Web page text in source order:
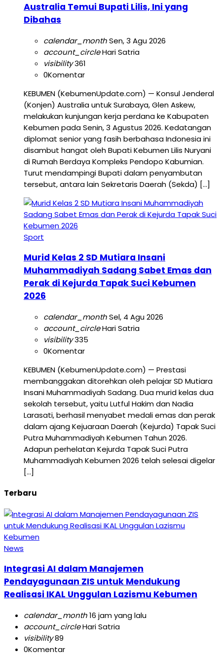
Australia Temui Bupati Lilis, Ini yang
Dibahas
calendar_monthSen, 3 Agu 2026
account_circleHari Satria
visibility361
0Komentar
KEBUMEN (KebumenUpdate.com) — Konsul Jenderal
(Konjen) Australia untuk Surabaya, Glen Askew,
melakukan kunjungan kerja perdana ke Kabupaten
Kebumen pada Senin, 3 Agustus 2026. Kedatangan
diplomat senior yang fasih berbahasa Indonesia ini
disambut hangat oleh Bupati Kebumen Lilis Nuryani
di Rumah Berdaya Kompleks Pendopo Kabumian.
Turut mendampingi Bupati dalam penyambutan
tersebut, antara lain Sekretaris Daerah (Sekda) […]
Sport
Murid Kelas 2 SD Mutiara Insani
Muhammadiyah Sadang Sabet Emas dan
Perak di Kejurda Tapak Suci Kebumen
2026
calendar_monthSel, 4 Agu 2026
account_circleHari Satria
visibility335
0Komentar
KEBUMEN (KebumenUpdate.com) — Prestasi
membanggakan ditorehkan oleh pelajar SD Mutiara
Insani Muhammadiyah Sadang. Dua murid kelas dua
sekolah tersebut, yaitu Lutful Hakim dan Nadia
Larasati, berhasil menyabet medali emas dan perak
dalam ajang Kejuaraan Daerah (Kejurda) Tapak Suci
Putra Muhammadiyah Kebumen Tahun 2026.
Adapun perhelatan Kejurda Tapak Suci Putra
Muhammadiyah Kebumen 2026 telah selesai digelar
[…]
Terbaru
News
Integrasi AI dalam Manajemen
Pendayagunaan ZIS untuk Mendukung
Realisasi IKAL Unggulan Lazismu Kebumen
calendar_month16 jam yang lalu
account_circleHari Satria
visibility89
0Komentar